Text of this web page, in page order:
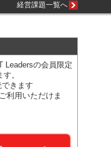
経営課題一覧へ
Leadersの会員限定
。
きます
利用いただけま